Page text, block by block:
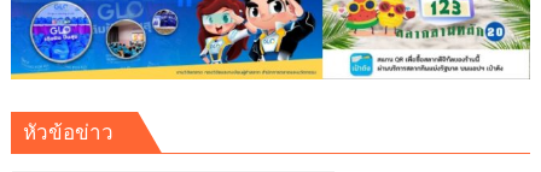
หัวข้อข่าว